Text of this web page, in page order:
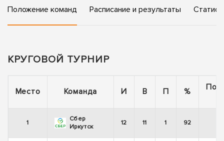
Положение команд Расписание и результаты
КРУГОВОЙ ТУРНИР
Место Команда И В П %
1
Сбер
Иркутск
12 11 1 92